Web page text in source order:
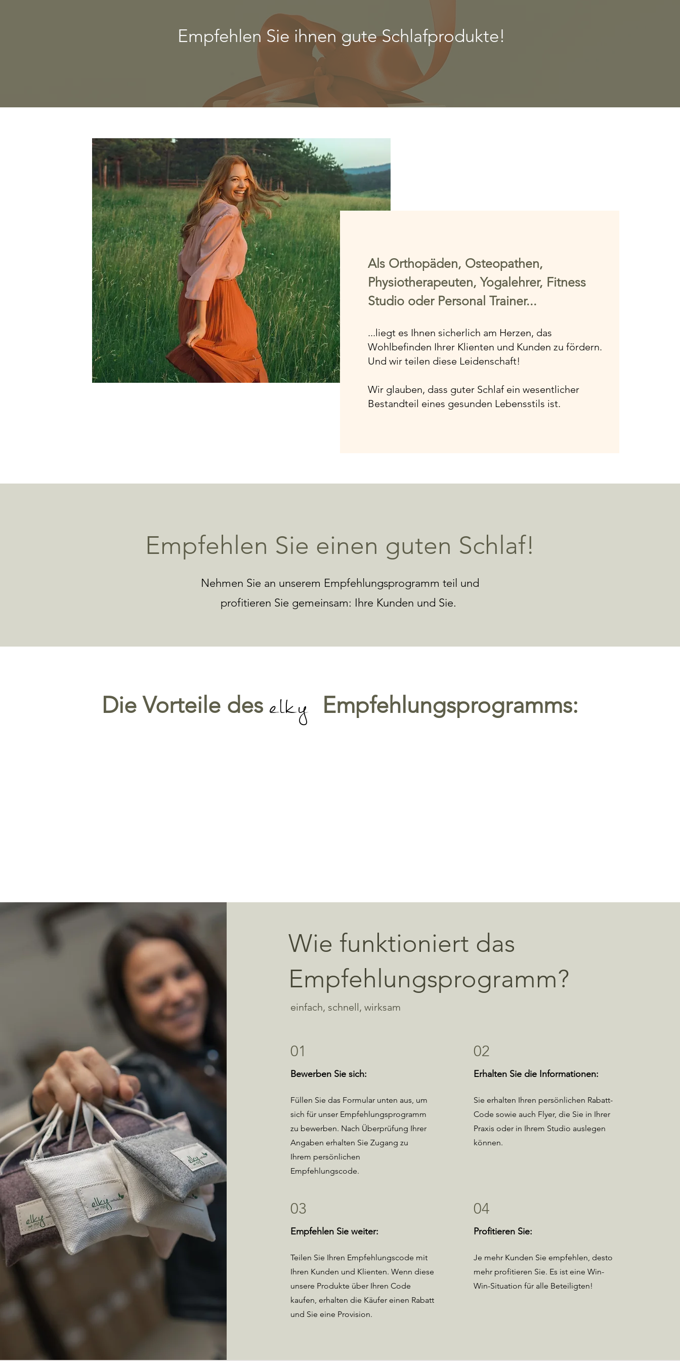
Empfehlen Sie ihnen gute Schlafprodukte!
Als Orthopäden, Osteopathen,
Physiotherapeuten, Yogalehrer, Fitness
Studio oder Personal Trainer...
...liegt es Ihnen sicherlich am Herzen, das
Wohlbefinden Ihrer Klienten und Kunden zu fördern.
Und wir teilen diese Leidenschaft!
Wir glauben, dass guter Schlaf ein wesentlicher
Bestandteil eines gesunden Lebensstils ist.
Empfehlen Sie einen guten Schlaf!
Nehmen Sie an unserem Empfehlungsprogramm teil und
profitieren Sie gemeinsam: Ihre Kunden und Sie.
Die Vorteile des elky Empfehlungsprogramms:
Wie funktioniert das
Empfehlungsprogramm?
einfach, schnell, wirksam
01
Bewerben Sie sich:
Füllen Sie das Formular unten aus, um
sich für unser Empfehlungsprogramm
zu bewerben. Nach Überprüfung Ihrer
Angaben erhalten Sie Zugang zu
Ihrem persönlichen
Empfehlungscode.
03
Empfehlen Sie weiter:
Teilen Sie Ihren Empfehlungscode mit
Ihren Kunden und Klienten. Wenn diese
unsere Produkte über Ihren Code
kaufen, erhalten die Käufer einen Rabatt
und Sie eine Provision.
02
Erhalten Sie die Informationen:
Sie erhalten Ihren persönlichen Rabatt-
Code sowie auch Flyer, die Sie in Ihrer
Praxis oder in Ihrem Studio auslegen
können.
04
Profitieren Sie:
Je mehr Kunden Sie empfehlen, desto
mehr profitieren Sie. Es ist eine Win-
Win-Situation für alle Beteiligten!